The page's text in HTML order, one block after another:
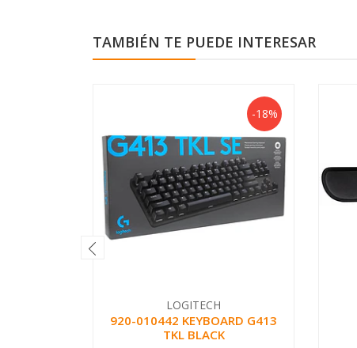
TAMBIÉN TE PUEDE INTERESAR
-18%
LOGITECH
920-010442 KEYBOARD G413
TKL BLACK